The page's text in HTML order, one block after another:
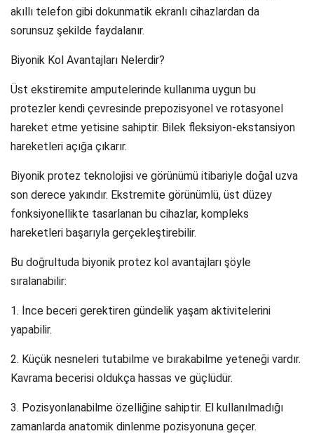
akıllı telefon gibi dokunmatik ekranlı cihazlardan da
sorunsuz şekilde faydalanır.
Biyonik Kol Avantajları Nelerdir?
Üst ekstiremite amputelerinde kullanıma uygun bu
protezler kendi çevresinde prepozisyonel ve rotasyonel
hareket etme yetisine sahiptir. Bilek fleksiyon-ekstansiyon
hareketleri açığa çıkarır.
Biyonik protez teknolojisi ve görünümü itibariyle doğal uzva
son derece yakındır. Ekstremite görünümlü, üst düzey
fonksiyonellikte tasarlanan bu cihazlar, kompleks
hareketleri başarıyla gerçekleştirebilir.
Bu doğrultuda biyonik protez kol avantajları şöyle
sıralanabilir:
1. İnce beceri gerektiren gündelik yaşam aktivitelerini
yapabilir.
2. Küçük nesneleri tutabilme ve bırakabilme yeteneği vardır.
Kavrama becerisi oldukça hassas ve güçlüdür.
3. Pozisyonlanabilme özelliğine sahiptir. El kullanılmadığı
zamanlarda anatomik dinlenme pozisyonuna geçer.